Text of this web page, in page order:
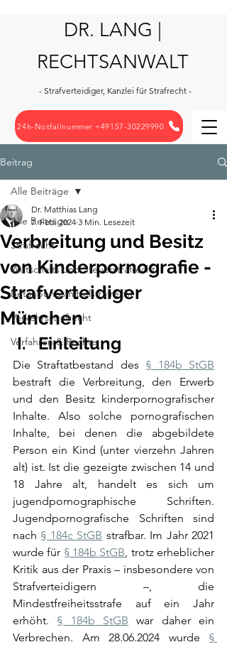
DR. LANG |
RECHTSANWALT
- Strafverteidiger, Kanzlei für Strafrecht -
24h-Notfallnummer +49157-30229990
Beitrag
Alle Beiträge
Strafrecht
Wirtschafts und Steuerstrafrecht
Betäubungsmittelstrafrecht
Verkehrsstrafrecht
Verfahren & Rechte
Alle Beiträge
Verbreitung und Besitz
von Kinderpornografie -
Strafverteidiger
München
Dr. Matthias Lang
7. Feb. 2024 3 Min. Lesezeit
I.   Einleitung
Die Straftatbestand des § 184b StGB
bestraft die Verbreitung, den Erwerb
und den Besitz kinderpornografischer
Inhalte. Also solche pornografischen
Inhalte, bei denen die abgebildete
Person ein Kind (unter vierzehn Jahren
alt) ist. Ist die gezeigte zwischen 14 und
18 Jahre alt, handelt es sich um
jugendpornographische Schriften.
Jugendpornografische Schriften sind
nach § 184c StGB strafbar. Im Jahr 2021
wurde für § 184b StGB, trotz erheblicher
Kritik aus der Praxis – insbesondere von
Strafverteidigern –, die
Mindestfreiheitsstrafe auf ein Jahr
erhöht. § 184b StGB war daher ein
Verbrechen. Am 28.06.2024 wurde §